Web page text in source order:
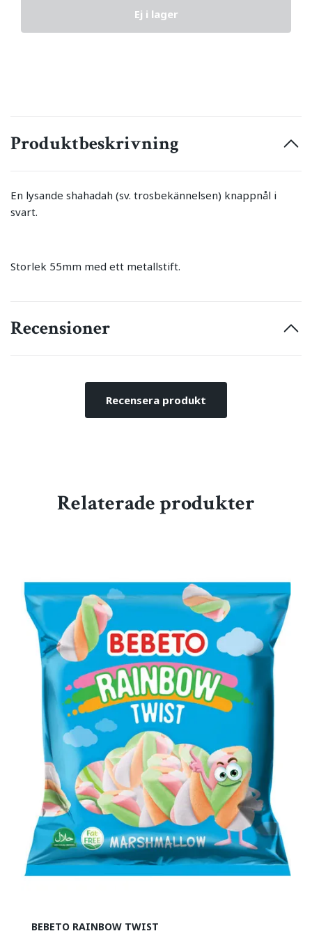
Ej i lager
Produktbeskrivning
En lysande shahadah (sv. trosbekännelsen) knappnål i
svart.
Storlek 55mm med ett metallstift.
Recensioner
Recensera produkt
Relaterade produkter
BEBETO RAINBOW TWIST